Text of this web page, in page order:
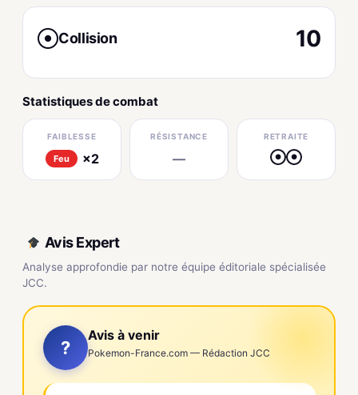
● Collision 10
Statistiques de combat
FAIBLESSE
Feu ×2
RÉSISTANCE
—
RETRAITE
● ●
Avis Expert
Analyse approfondie par notre équipe éditoriale spécialisée
JCC.
?
Avis à venir
Pokemon-France.com — Rédaction JCC